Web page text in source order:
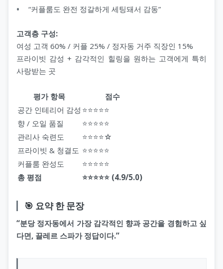
“커플룸도 완전 정갈하게 세팅돼서 감동”
고객층 구성:
여성 고객 60% / 커플 25% / 정자동 거주 직장인 15%
프라이빗 감성 + 감각적인 힐링을 원하는 고객에게 특히
사랑받는 곳
평가 항목
점수
공간 인테리어 감성 ⭐⭐⭐⭐⭐
향 / 오일 품질
⭐⭐⭐⭐⭐
관리사 숙련도
⭐⭐⭐⭐☆
프라이빗 & 청결도 ⭐⭐⭐⭐⭐
커플룸 완성도
⭐⭐⭐⭐⭐
총 평점
⭐⭐⭐⭐⭐ (4.9/5.0)
🎯 요약 한 문장
“분당 정자동에서 가장 감각적인 향과 공간을 경험하고 싶
다면, 끌레르 스파가 정답이다.”